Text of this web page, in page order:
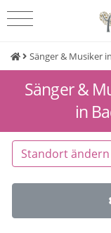
Sänger & Musiker
Sänger &
in
Standort ändern